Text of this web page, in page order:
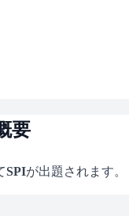
要
SPIが出題されます